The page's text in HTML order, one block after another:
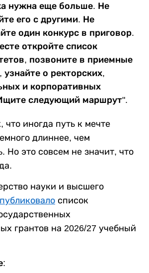
нужна еще больше. Не
его с другими. Не
один конкурс в приговор.
откройте список
позвоните в приемные
узнайте о ректорских,
и корпоративных
следующий маршрут".
что иногда путь к мечте
длиннее, чем
Но это совсем не значит, что
науки и высшего
список
грантов на 2026/27 учебный